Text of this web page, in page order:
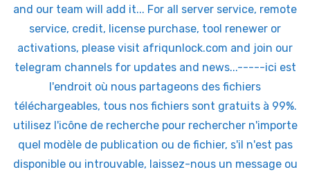
and our team will add it... For all server service, remote
service, credit, license purchase, tool renewer or
activations, please visit afriqunlock.com and join our
telegram channels for updates and news...-----ici est
l'endroit où nous partageons des fichiers
téléchargeables, tous nos fichiers sont gratuits à 99%.
utilisez l'icône de recherche pour rechercher n'importe
quel modèle de publication ou de fichier, s'il n'est pas
disponible ou introuvable, laissez-nous un message ou